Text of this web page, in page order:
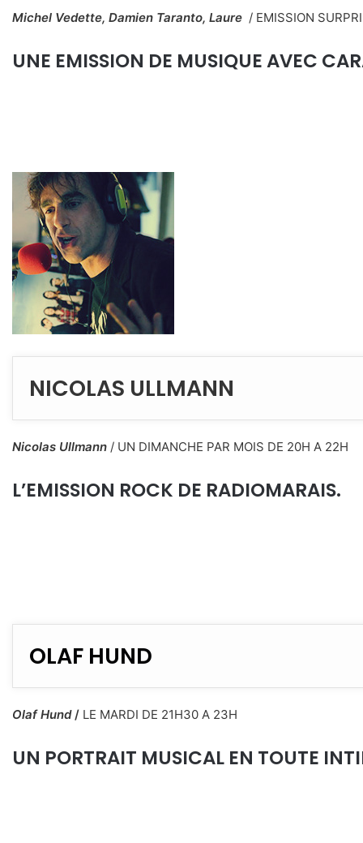
Michel Vedette, Damien Taranto, Laure / EMISSION
UNE EMISSION DE MUSIQUE AVEC
NICOLAS ULLMANN
Nicolas Ullmann / UN DIMANCHE PAR MOIS DE 20H A 22H
L’EMISSION ROCK DE RADIOMARAIS.
OLAF HUND
Olaf Hund / LE MARDI DE 21H30 A 23H
UN PORTRAIT MUSICAL EN TOUTE